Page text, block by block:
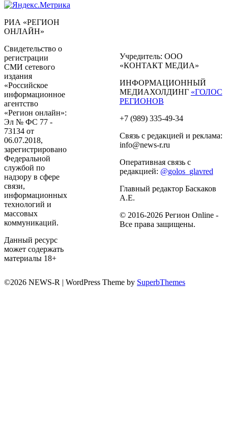
РИА «РЕГИОН
ОНЛАЙН»
Свидетельство о
регистрации
СМИ сетевого
издания
«Российское
информационное
агентство
«Регион онлайн»:
Эл № ФС 77 -
73134 от
06.07.2018,
зарегистрировано
Федеральной
службой по
надзору в сфере
связи,
информационных
технологий и
массовых
коммуникаций.
Данный ресурс
может содержать
материалы 18+
Учредитель: ООО
«КОНТАКТ МЕДИА»
ИНФОРМАЦИОННЫЙ
МЕДИАХОЛДИНГ «ГОЛОС
РЕГИОНОВ
+7 (989) 335-49-34
Связь с редакцией и реклама:
info@news-r.ru
Оперативная связь с
редакцией: @golos_glavred
Главный редактор Баскаков
А.Е.
© 2016-2026 Регион Online -
Все права защищены.
©2026 NEWS-R | WordPress Theme by SuperbThemes